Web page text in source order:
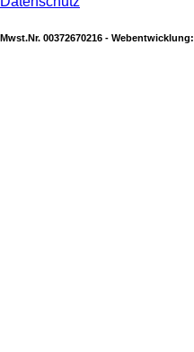
Mwst.Nr. 00372670216 - Webentwicklung: